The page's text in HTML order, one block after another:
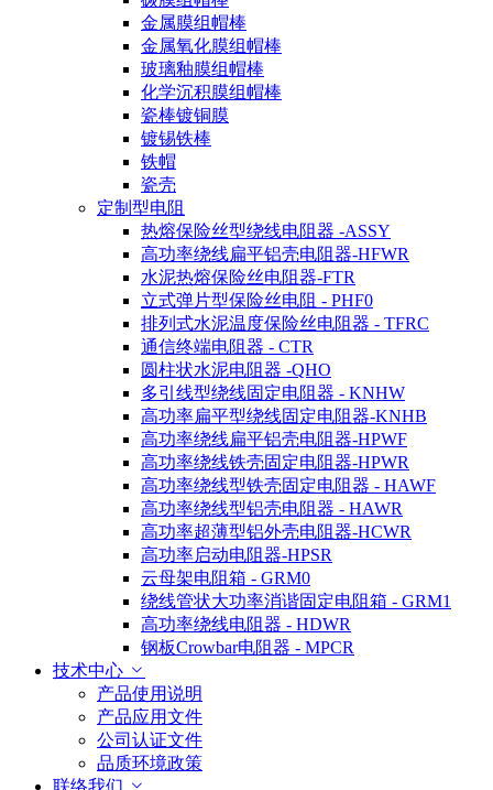
金属膜组帽棒
金属氧化膜组帽棒
玻璃釉膜组帽棒
化学沉积膜组帽棒
瓷棒镀铜膜
镀锡铁棒
铁帽
瓷壳
定制型电阻
热熔保险丝型绕线电阻器 -ASSY
高功率绕线扁平铝壳电阻器-HFWR
水泥热熔保险丝电阻器-FTR
立式弹片型保险丝电阻 - PHF0
排列式水泥温度保险丝电阻器 - TFRC
通信终端电阻器 - CTR
圆柱状水泥电阻器 -QHO
多引线型绕线固定电阻器 - KNHW
高功率扁平型绕线固定电阻器-KNHB
高功率绕线扁平铝壳电阻器-HPWF
高功率绕线铁壳固定电阻器-HPWR
高功率绕线型铁壳固定电阻器 - HAWF
高功率绕线型铝壳电阻器 - HAWR
高功率超薄型铝外壳电阻器-HCWR
高功率启动电阻器-HPSR
云母架电阻箱 - GRM0
绕线管状大功率消谐固定电阻箱 - GRM1
高功率绕线电阻器 - HDWR
钢板Crowbar电阻器 - MPCR
技术中心
产品使用说明
产品应用文件
公司认证文件
品质环境政策
联络我们